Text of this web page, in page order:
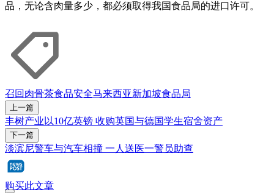
品，无论含肉量多少，都必须取得我国食品局的进口许可。
召回 肉骨茶食品安全马来西亚新加坡食品局
上一篇
丰树产业以10亿英镑 收购英国与德国学生宿舍资产
下一篇
淡滨尼警车与汽车相撞 一人送医一警员助查
购买此文章